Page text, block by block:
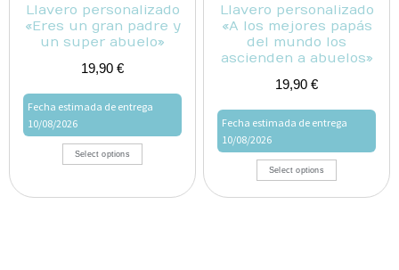
Llavero personalizado
«Eres un gran padre y
un super abuelo»
19,90 €
Fecha estimada de entrega
10/08/2026
Select options
Llavero personalizado
«A los mejores papás
del mundo los
ascienden a abuelos»
19,90 €
Fecha estimada de entrega
10/08/2026
Select options